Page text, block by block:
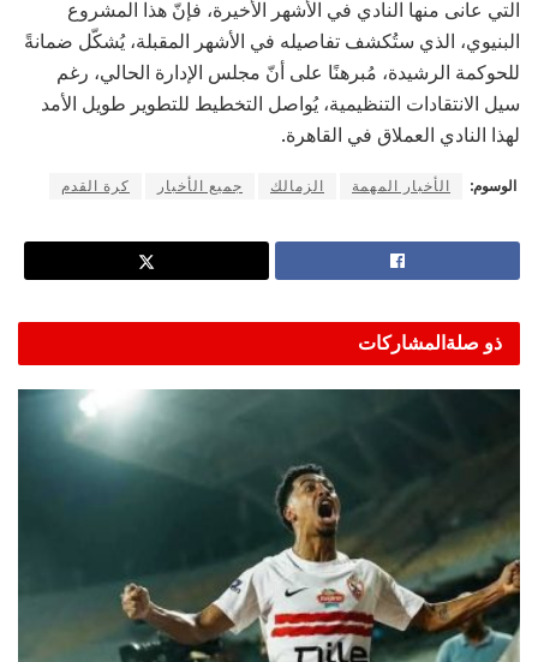
التي عانى منها النادي في الأشهر الأخيرة، فإنّ هذا المشروع
البنيوي، الذي ستُكشف تفاصيله في الأشهر المقبلة، يُشكّل ضمانةً
للحوكمة الرشيدة، مُبرهنًا على أنّ مجلس الإدارة الحالي، رغم
سيل الانتقادات التنظيمية، يُواصل التخطيط للتطوير طويل الأمد
لهذا النادي العملاق في القاهرة.
الوسوم: الأخبار المهمة الزمالك جميع الأخبار كرة القدم
ذو صلةالمشاركات